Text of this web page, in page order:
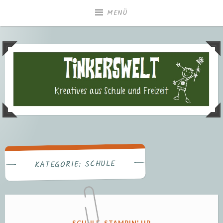
MENÜ
Tinkerswelt – Kreatives aus
Freizeit und Schule
KATEGORIE:SCHULE